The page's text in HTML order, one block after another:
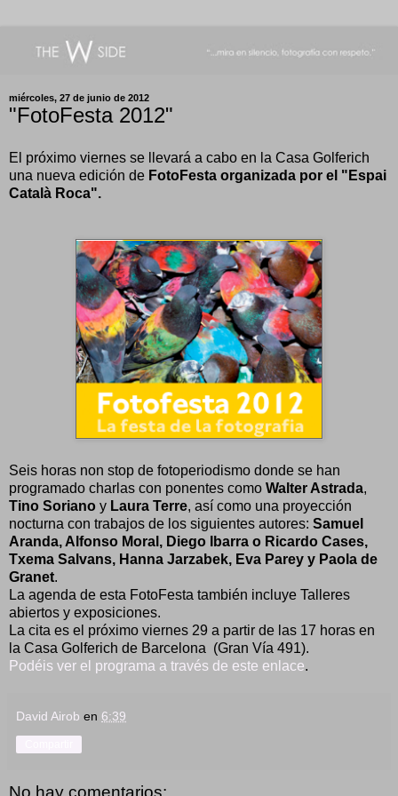
miércoles, 27 de junio de 2012
"FotoFesta 2012"
El próximo viernes se llevará a cabo en la Casa Golferich
una nueva edición de FotoFesta organizada por el "Espai
Català Roca".
Seis horas non stop de fotoperiodismo donde se han
programado charlas con ponentes como Walter Astrada,
Tino Soriano y Laura Terre, así como una proyección
nocturna con trabajos de los siguientes autores: Samuel
Aranda, Alfonso Moral, Diego Ibarra o Ricardo Cases,
Txema Salvans, Hanna Jarzabek, Eva Parey y Paola de
Granet.
La agenda de esta FotoFesta también incluye Talleres
abiertos y exposiciones.
La cita es el próximo viernes 29 a partir de las 17 horas en
la Casa Golferich de Barcelona (Gran Vía 491).
Podéis ver el programa a través de este enlace.
David Airob en 6:39
No hay comentarios: